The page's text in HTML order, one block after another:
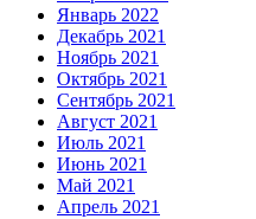
Январь 2022
Декабрь 2021
Ноябрь 2021
Октябрь 2021
Сентябрь 2021
Август 2021
Июль 2021
Июнь 2021
Май 2021
Апрель 2021